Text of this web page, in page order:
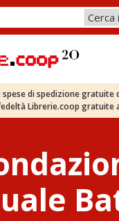
di spedizione gratuite
Librerie.coop gratuite